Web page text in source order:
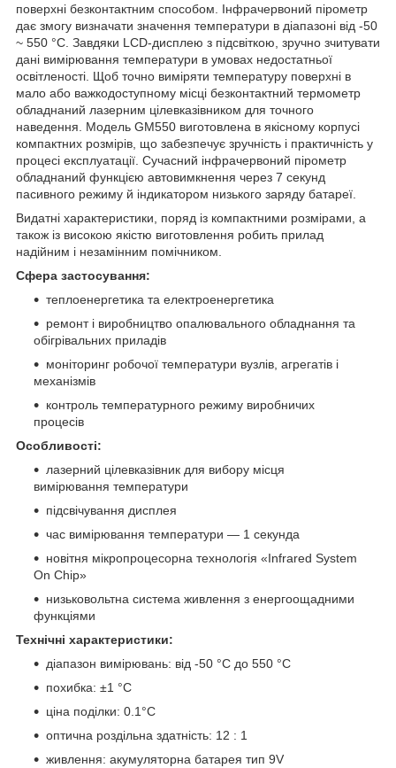
поверхні безконтактним способом. Інфрачервоний пірометр
дає змогу визначати значення температури в діапазоні від -50
~ 550 °C. Завдяки LCD-дисплею з підсвіткою, зручно зчитувати
дані вимірювання температури в умовах недостатньої
освітленості. Щоб точно виміряти температуру поверхні в
мало або важкодоступному місці безконтактний термометр
обладнаний лазерним цілевказівником для точного
наведення. Модель GM550 виготовлена в якісному корпусі
компактних розмірів, що забезпечує зручність і практичність у
процесі експлуатації. Сучасний інфрачервоний пірометр
обладнаний функцією автовимкнення через 7 секунд
пасивного режиму й індикатором низького заряду батареї.
Видатні характеристики, поряд із компактними розмірами, а
також із високою якістю виготовлення робить прилад
надійним і незамінним помічником.
Сфера застосування:
теплоенергетика та електроенергетика
ремонт і виробництво опалювального обладнання та
обігрівальних приладів
моніторинг робочої температури вузлів, агрегатів і
механізмів
контроль температурного режиму виробничих
процесів
Особливості:
лазерний цілевказівник для вибору місця
вимірювання температури
підсвічування дисплея
час вимірювання температури — 1 секунда
новітня мікропроцесорна технологія «Infrared System
On Chip»
низьковольтна система живлення з енергоощадними
функціями
Технічні характеристики:
діапазон вимірювань: від -50 °C до 550 °C
похибка: ±1 °C
ціна поділки: 0.1°C
оптична роздільна здатність: 12 : 1
живлення: акумуляторна батарея тип 9V